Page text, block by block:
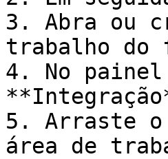
3. Abra ou
trabalho do
4. No
5. Arraste o
área de